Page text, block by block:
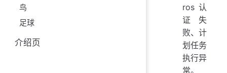
鸟
足球
介绍页
ros 认
证失
败、计
划任务
执行异
常。